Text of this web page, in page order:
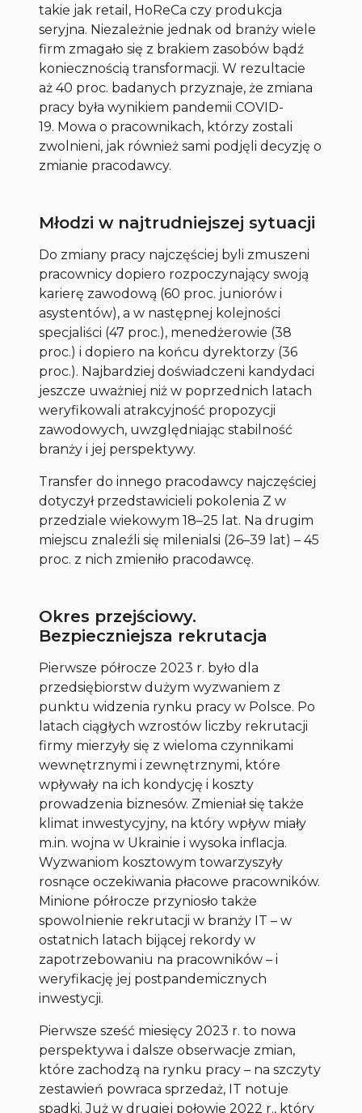
takie jak retail, HoReCa czy produkcja
seryjna. Niezależnie jednak od branży wiele
firm zmagało się z brakiem zasobów bądź
koniecznością transformacji. W rezultacie
aż 40 proc. badanych przyznaje, że zmiana
pracy była wynikiem pandemii COVID-
19. Mowa o pracownikach, którzy zostali
zwolnieni, jak również sami podjęli decyzję o
zmianie pracodawcy.
Młodzi w najtrudniejszej sytuacji
Do zmiany pracy najczęściej byli zmuszeni
pracownicy dopiero rozpoczynający swoją
karierę zawodową (60 proc. juniorów i
asystentów), a w następnej kolejności
specjaliści (47 proc.), menedżerowie (38
proc.) i dopiero na końcu dyrektorzy (36
proc.). Najbardziej doświadczeni kandydaci
jeszcze uważniej niż w poprzednich latach
weryfikowali atrakcyjność propozycji
zawodowych, uwzględniając stabilność
branży i jej perspektywy.
Transfer do innego pracodawcy najczęściej
dotyczył przedstawicieli pokolenia Z w
przedziale wiekowym 18–25 lat. Na drugim
miejscu znaleźli się milenialsi (26–39 lat) – 45
proc. z nich zmieniło pracodawcę.
Okres przejściowy.
Bezpieczniejsza rekrutacja
Pierwsze półrocze 2023 r. było dla
przedsiębiorstw dużym wyzwaniem z
punktu widzenia rynku pracy w Polsce. Po
latach ciągłych wzrostów liczby rekrutacji
firmy mierzyły się z wieloma czynnikami
wewnętrznymi i zewnętrznymi, które
wpływały na ich kondycję i koszty
prowadzenia biznesów. Zmieniał się także
klimat inwestycyjny, na który wpływ miały
m.in. wojna w Ukrainie i wysoka inflacja.
Wyzwaniom kosztowym towarzyszyły
rosnące oczekiwania płacowe pracowników.
Minione półrocze przyniosło także
spowolnienie rekrutacji w branży IT – w
ostatnich latach bijącej rekordy w
zapotrzebowaniu na pracowników – i
weryfikację jej postpandemicznych
inwestycji.
Pierwsze sześć miesięcy 2023 r. to nowa
perspektywa i dalsze obserwacje zmian,
które zachodzą na rynku pracy – na szczyty
zestawień powraca sprzedaż, IT notuje
spadki. Już w drugiej połowie 2022 r., który